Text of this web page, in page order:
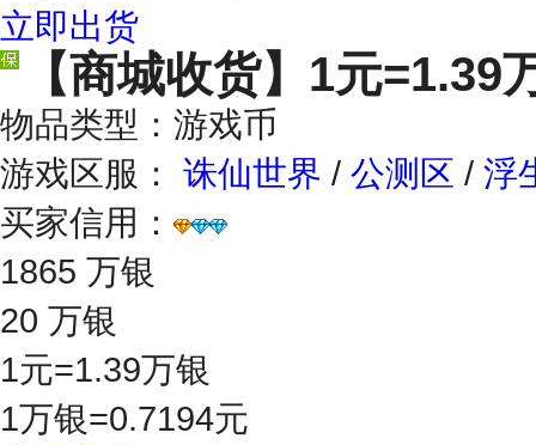
立即出货
【商城收货】 1元=1.39
物品类型：游戏币
游戏区服： 诛仙世界 / 公测区 / 浮
买家信用：
1865 万银
20 万银
1元=1.39万银
1万银=0.7194元